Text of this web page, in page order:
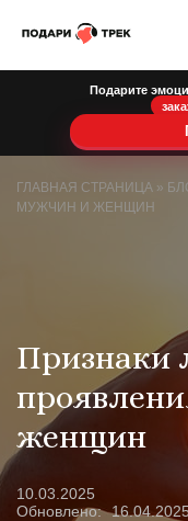
Подарите
ГЛАВНАЯ СТРАНИЦА »
МУЖЧИН И ЖЕНЩИН
Признаки
женщин
10.03.2025
Обновлено: